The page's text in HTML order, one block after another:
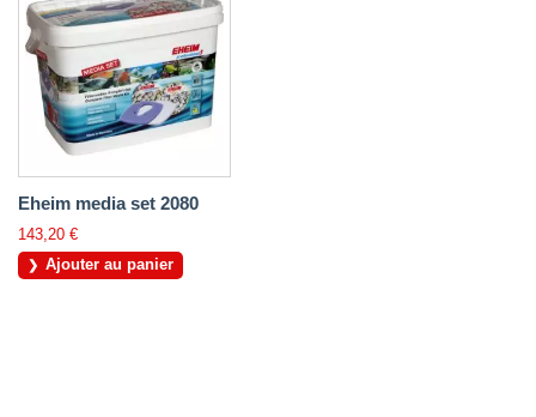
Eheim media set 2080
143,20 €
Ajouter au panier